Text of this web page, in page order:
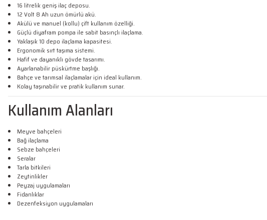
16 litrelik geniş ilaç deposu.
12 Volt 8 Ah uzun ömürlü akü.
Akülü ve manuel (kollu) çift kullanım özelliği.
Güçlü diyafram pompa ile sabit basınçlı ilaçlama.
Yaklaşık 10 depo ilaçlama kapasitesi.
Ergonomik sırt taşıma sistemi.
Hafif ve dayanıklı gövde tasarımı.
Ayarlanabilir püskürtme başlığı.
Bahçe ve tarımsal ilaçlamalar için ideal kullanım.
Kolay taşınabilir ve pratik kullanım sunar.
Kullanım Alanları
Meyve bahçeleri
Bağ ilaçlama
Sebze bahçeleri
Seralar
Tarla bitkileri
Zeytinlikler
Peyzaj uygulamaları
Fidanlıklar
Dezenfeksiyon uygulamaları